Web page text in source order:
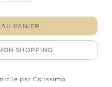
PANIER
SHOPPING
par Colissimo